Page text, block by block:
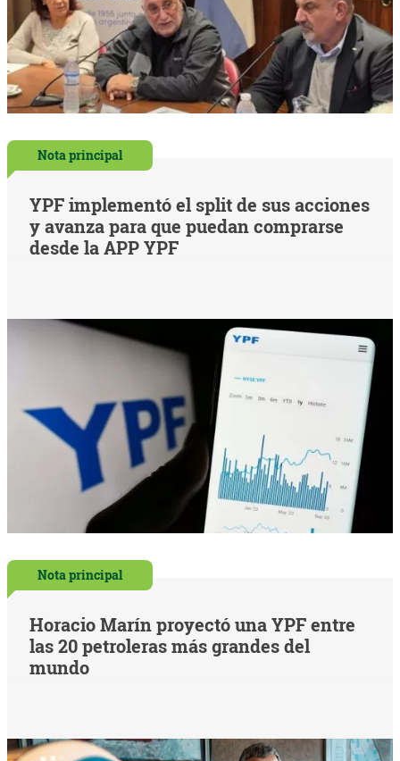
Nota principal
YPF implementó el split de sus acciones
y avanza para que puedan comprarse
desde la APP YPF
Nota principal
Horacio Marín proyectó una YPF entre
las 20 petroleras más grandes del
mundo